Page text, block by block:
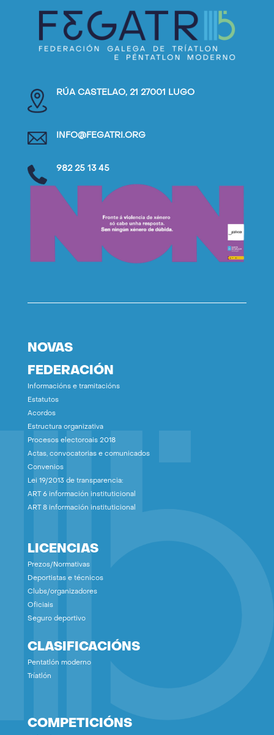
RÚA CASTELAO, 21 27001 LUGO
INFO@FEGATRI.ORG
982 25 13 45
NOVAS
FEDERACIÓN
Informacións e tramitacións
Estatutos
Acordos
Estructura organizativa
Procesos electoroais 2018
Actas, convocatorias e comunicados
Convenios
Lei 19/2013 de transparencia:
ART 6 información instituticional
ART 8 información instituticional
LICENCIAS
Prezos/Normativas
Deportistas e técnicos
Clubs/organizadores
Oficiais
Seguro deportivo
CLASIFICACIÓNS
Pentatlón moderno
Tríatlón
COMPETICIÓNS